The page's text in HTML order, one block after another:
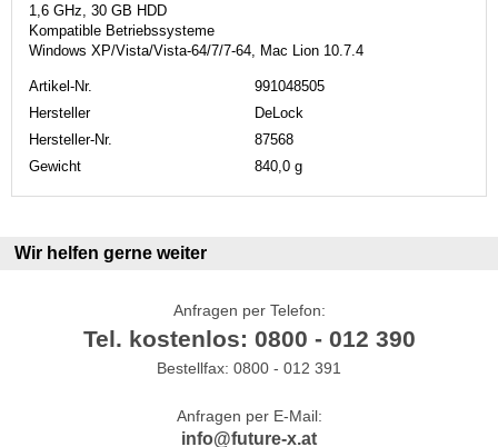
1,6 GHz, 30 GB HDD
Kompatible Betriebssysteme
Windows XP/Vista/Vista-64/7/7-64, Mac Lion 10.7.4
Artikel-Nr.
991048505
Hersteller
DeLock
Hersteller-Nr.
87568
Gewicht
840,0 g
Wir helfen gerne weiter
Anfragen per Telefon:
Tel. kostenlos: 0800 - 012 390
Bestellfax: 0800 - 012 391
Anfragen per E-Mail:
info@future-x.at